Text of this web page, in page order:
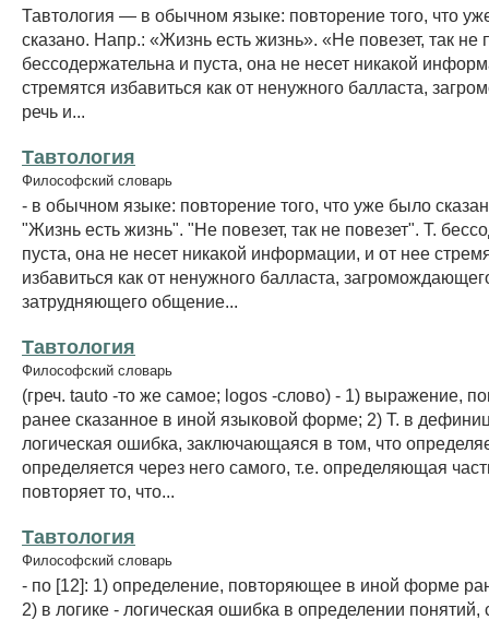
Тавтология — в обычном языке: повторение того, что
сказано. Напр.: «Жизнь есть жизнь». «Не повезет, так не
бессодержательна и пуста, она не несет никакой
стремятся избавиться как от ненужного балласта,
речь и...
Тавтология
Философский словарь
- в обычном языке: повторение того, что уже было
"Жизнь есть жизнь". "Не повезет, так не повезет". Т.
пуста, она не несет никакой информации, и от нее
избавиться как от ненужного балласта,
затрудняющего общение...
Тавтология
Философский словарь
(греч. tauto -то же самое; logos -слово) - 1) выражение,
ранее сказанное в иной языковой форме; 2) Т. в
логическая ошибка, заключающаяся в том, что
определяется через него самого, т.е. определяющая
повторяет то, что...
Тавтология
Философский словарь
- по [12]: 1) определение, повторяющее в иной форме
2) в логике - логическая ошибка в определении понятий,